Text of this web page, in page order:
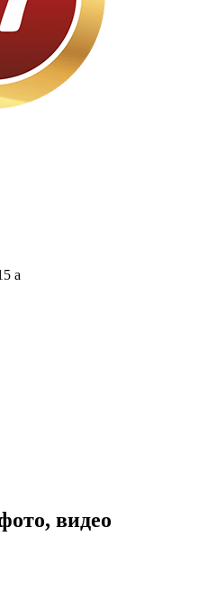
а
видео